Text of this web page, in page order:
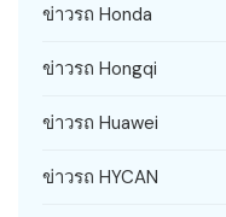
ข่าวรถ Honda
ข่าวรถ Hongqi
ข่าวรถ Huawei
ข่าวรถ HYCAN